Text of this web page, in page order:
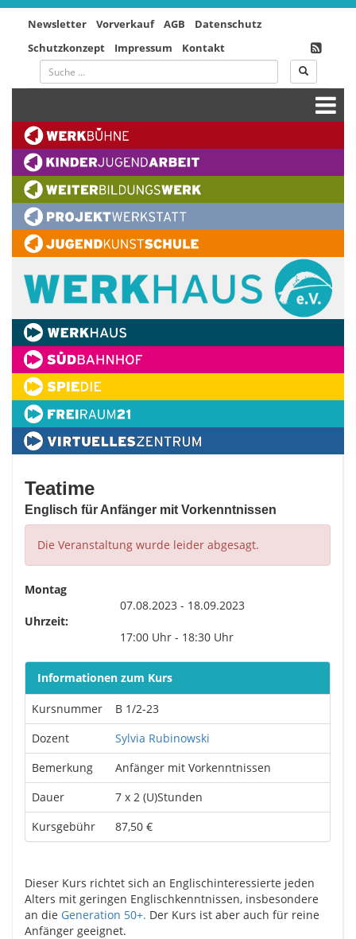
Newsletter Vorverkauf AGB
Datenschutz
Schutzkonzept
Impressum Kontakt
Teatime
Englisch für Anfänger mit Vorkenntnissen
Die Veranstaltung wurde leider abgesagt.
Montag
07.08.2023 - 18.09.2023
Uhrzeit:
17:00 Uhr - 18:30 Uhr
Informationen zum Kurs
Kursnummer
B 1/2-23
Dozent
Sylvia Rubinowski
Bemerkung
Anfänger mit Vorkenntnissen
Dauer
7 x 2 (U)Stunden
Kursgebühr
87,50 €
Dieser Kurs richtet sich an Englischinteressierte jeden
Alters mit geringen Englischkenntnissen, insbesondere
an die Generation 50+. Der Kurs ist aber auch für reine
Anfänger geeignet.